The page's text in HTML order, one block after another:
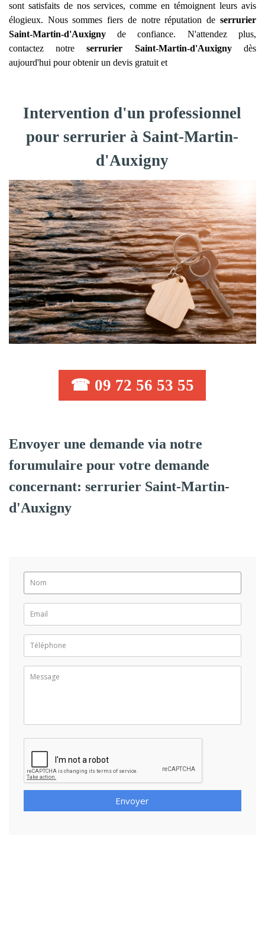
sont satisfaits de nos services, comme en témoignent leurs avis
élogieux. Nous sommes fiers de notre réputation de serrurier
Saint-Martin-d'Auxigny de confiance. N'attendez plus,
contactez notreserrurier Saint-Martin-d'Auxignydès
aujourd'hui pour obtenir un devis gratuit et
Intervention d'un professionnel
pour serrurier à Saint-Martin-
d'Auxigny
☎ 09 72 56 53 55
Envoyer une demande via notre
forumulaire pour votre demande
concernant: serrurier Saint-Martin-
d'Auxigny
Envoyer